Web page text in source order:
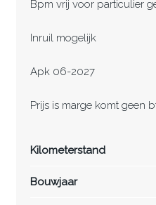
Bpm vrij voor particulier
Inruil mogelijk
Apk 06-2027
Prijs is marge komt geen
Kilometerstand
Bouwjaar